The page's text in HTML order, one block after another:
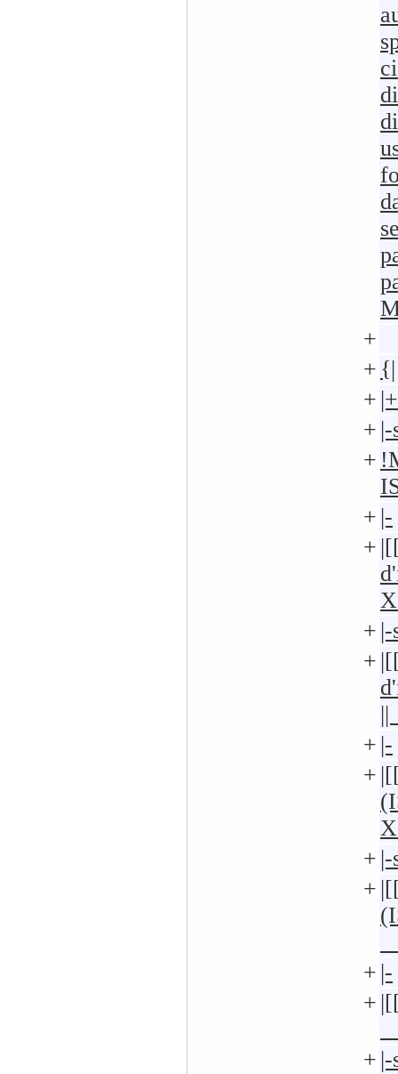
+
+ {|
+
+
+
+ |-
+
+
+
+ |-
+
+
+
+ |-
+
+